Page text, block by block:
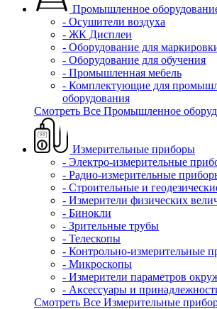
Промышленное
- Осушители воздуха
- ЖК Дисплеи
- Оборудование для
- Оборудование для обучения
- Промышленная мебель
- Комплектующие для
оборудования
Смотреть Все Промышленное
Измерительные приборы
- Электро-измерительные
- Радио-измерительные
- Строительные и
- Измерители физических
- Бинокли
- Зрительные трубы
- Телескопы
- Контрольно-измерительные
- Микроскопы
- Измерители параметров
- Аксессуары и
Смотреть Все Измерительные